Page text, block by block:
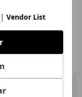
| Vendor List